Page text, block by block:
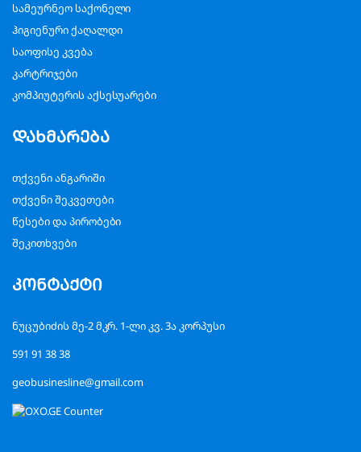
სამეურნეო საქონელი
ჰიგიენური ქაღალდი
საოფისე კვება
კარტრიჯები
კომპიუტერის აქსესუარები
დახმარება
თქვენი ანგარიში
თქვენი შეკვეთები
წესები და პირობები
შეკითხვები
კონტაქტი
ნუცუბიძის მე-2 მკრ. 1-ლი კვ. 3ა კორპუსი
591 91 38 38
geobusinesline@gmail.com